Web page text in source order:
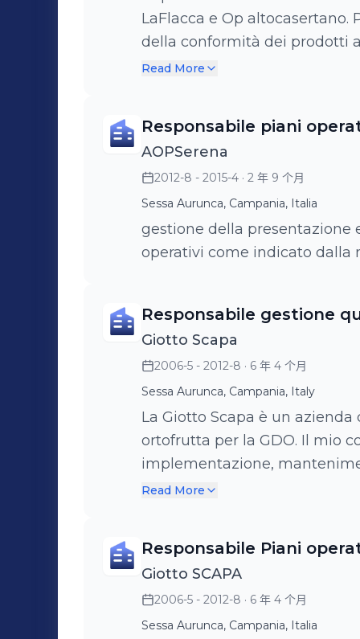
LaFlacca e Op altocasertano.
della conformità dei prodotti
Giotto a Sessa Aurunca,
Read More
Responsabile piani
AOPSerena
2012-8 - 2015-4 · 2 年 9 个月
Sessa Aurunca, Campania, Italia
gestione della presentazione
operativi come indicato dalla
Responsabile gestione
Giotto Scapa
2006-5 - 2012-8 · 6 年 4 个月
Sessa Aurunca, Campania, Italy
La Giotto Scapa è un
ortofrutta per la GDO. Il mio
implementazione,
gestione aziendale secondo il
lavoro del TU 81/2008. Implemento e gestisco audit etici e sociali
presso le aziende agricole e
occupo della gestione dei
registrazione su registro
Read More
Responsabile Piani
Giotto SCAPA
2006-5 - 2012-8 · 6 年 4 个月
Sessa Aurunca, Campania, Italia